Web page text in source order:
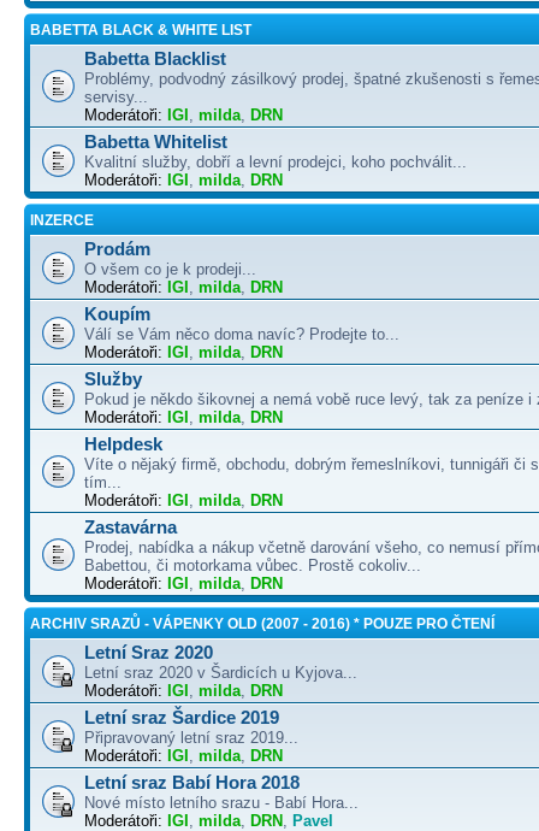
BABETTA BLACK & WHITE LIST
Babetta Blacklist
Problémy, podvodný zásilkový prodej, špatné zkušenosti s
servisy...
Moderátoři: IGI , milda, DRN
Babetta Whitelist
Kvalitní služby, dobří a levní prodejci, koho pochválit...
Moderátoři: IGI , milda, DRN
INZERCE
Prodám
O všem co je k prodeji...
Moderátoři: IGI , milda, DRN
Koupím
Válí se Vám něco doma navíc? Prodejte to...
Moderátoři: IGI , milda, DRN
Služby
Pokud je někdo šikovnej a nemá vobě ruce levý, tak za peníze i
Moderátoři: IGI , milda, DRN
Helpdesk
Víte o nějaký firmě, obchodu, dobrým řemeslníkovi, tunnigáři či
tím...
Moderátoři: IGI , milda, DRN
Zastavárna
Prodej, nabídka a nákup včetně darování všeho, co nemusí
Babettou, či motorkama vůbec. Prostě cokoliv...
Moderátoři: IGI , milda, DRN
ARCHIV SRAZŮ - VÁPENKY OLD (2007 - 2016) * POUZE PRO ČTENÍ
Letní Sraz 2020
Letní sraz 2020 v Šardicích u Kyjova...
Moderátoři: IGI , milda, DRN
Letní sraz Šardice 2019
Připravovaný letní sraz 2019...
Moderátoři: IGI , milda, DRN
Letní sraz Babí Hora 2018
Nové místo letního srazu - Babí Hora...
Moderátoři: IGI , milda, DRN , Pavel